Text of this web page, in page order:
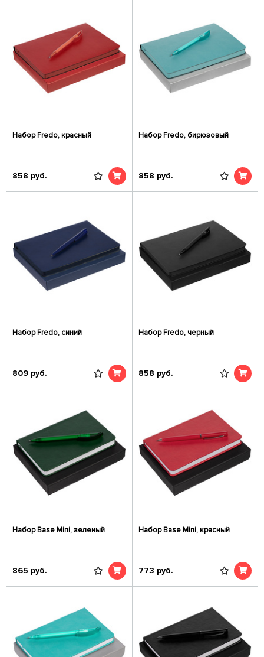
Набор Fredo, красный
858 руб.
Набор Fredo, бирюзовый
858 руб.
Набор Fredo, синий
809 руб.
Набор Fredo, черный
858 руб.
Набор Base Mini, зеленый
865 руб.
Набор Base Mini, красный
773 руб.